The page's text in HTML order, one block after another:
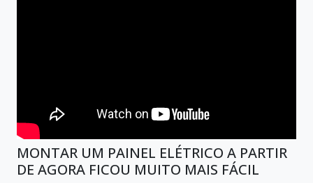
MONTAR UM PAINEL ELÉTRICO A PARTIR
DE AGORA FICOU MUITO MAIS FÁCIL